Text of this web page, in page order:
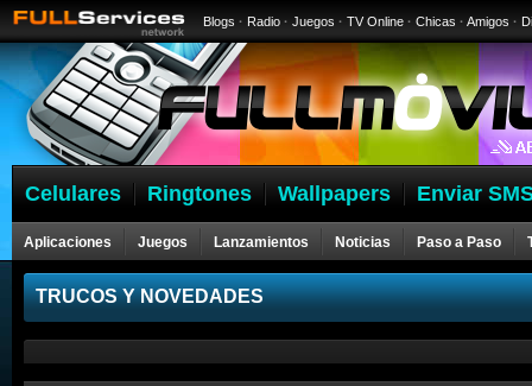
Blogs · Radio · Juegos · TV Online · Chicas · Amigos ·
Celulares Ringtones Wallpapers Enviar
Aplicaciones Juegos Lanzamientos Noticias Paso a Paso
Celulares
TRUCOS Y NOVEDADES